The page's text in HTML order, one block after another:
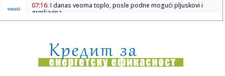
07:16: I danas veoma toplo, posle podne mogući pljuskovi i
grmljavina
07:12:Uzbuna: Naređena hitna evakuacija stanovništva; Otkazani
letovi...